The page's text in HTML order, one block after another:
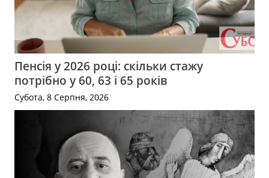
Пенсія у 2026 році: скільки стажу
потрібно у 60, 63 і 65 років
Субота, 8 Серпня, 2026